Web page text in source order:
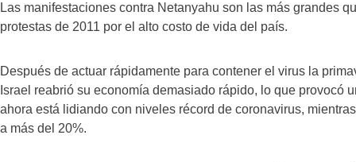
Las manifestaciones contra Netanyahu son las más grandes
protestas de 2011 por el alto costo de vida del país.
Después de actuar rápidamente para contener el virus la
Israel reabrió su economía demasiado rápido, lo que provocó
ahora está lidiando con niveles récord de coronavirus,
a más del 20%.